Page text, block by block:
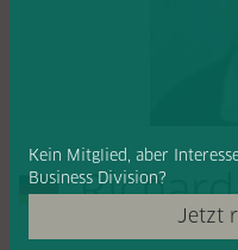
Jetzt
Kein Mitglied, aber
Business Division?